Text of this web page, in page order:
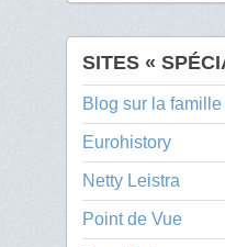
SITES «
Blog sur la
Eurohistory
Netty Leistra
Point de Vue